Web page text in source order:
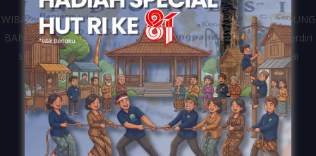
WIBANGUN merupakan kontraktor dari perusahaan CV. WIDIAGUNG
BANGUN yang bergerak di bidang jasa konstruksi bangunan. Berdiri
sejak tahun 2016 dan telah melayani berbagai klien dari mulai
pemerintahan, swasta dan personal di Kota Semarang.
Navigasi
Beranda